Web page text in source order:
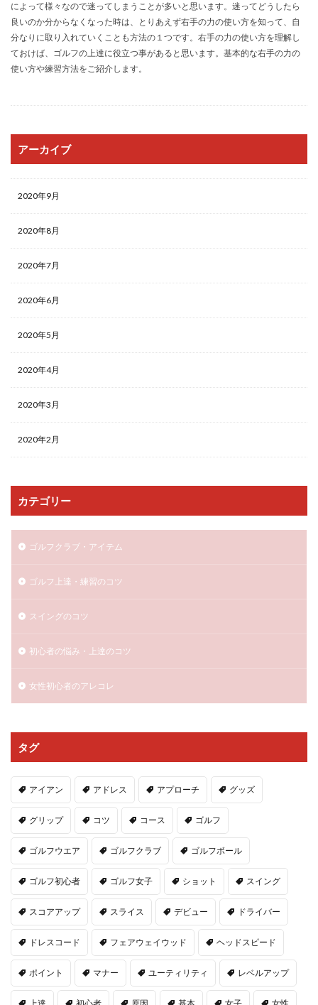
によって様々なので迷ってしまうことが多いと思います。迷ってどうしたら
良いのか分からなくなった時は、とりあえず右手の力の使い方を知って、自
分なりに取り入れていくことも方法の１つです。右手の力の使い方を理解し
ておけば、ゴルフの上達に役立つ事があると思います。基本的な右手の力の
使い方や練習方法をご紹介します。
アーカイブ
2020年9月
2020年8月
2020年7月
2020年6月
2020年5月
2020年4月
2020年3月
2020年2月
カテゴリー
ゴルフクラブ・アイテム
ゴルフ上達・練習のコツ
スイングのコツ
初心者の悩み・上達のコツ
女性初心者のアレコレ
タグ
アイアン アドレス アプローチ グッズ
グリップ コツ コース ゴルフ
ゴルフウエア ゴルフクラブ ゴルフボール
ゴルフ初心者 ゴルフ女子 ショット スイング
スコアアップ スライス デビュー ドライバー
ドレスコード フェアウェイウッド ヘッドスピード
ポイント マナー ユーティリティ レベルアップ